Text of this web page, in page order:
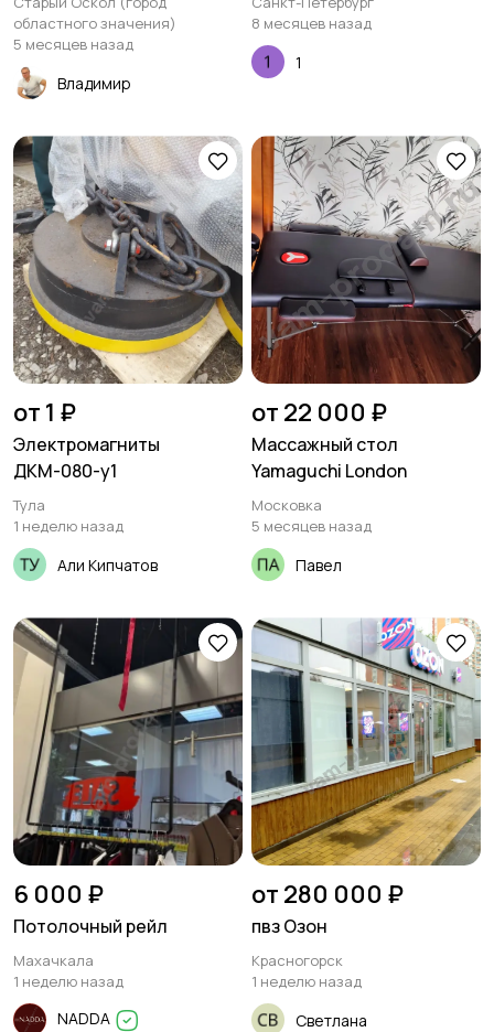
областного значения)
5 месяцев назад
Владимир
8 месяцев назад
1
от 1 ₽
Электромагниты
ДКМ-080-у1
Тула
1 неделю назад
Али Кипчатов
от 22 000 ₽
Массажный стол
Yamaguchi London
Московка
5 месяцев назад
Павел
6 000 ₽
Потолочный рейл
Махачкала
1 неделю назад
NADDA
от 280 000 ₽
пвз Озон
Красногорск
1 неделю назад
Светлана